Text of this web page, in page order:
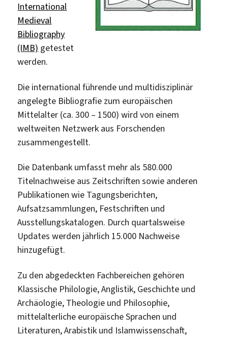
International
Medieval
Bibliography
(IMB) getestet
werden.
Die international führende und multidisziplinär
angelegte Bibliografie zum europäischen
Mittelalter (ca. 300 – 1500) wird von einem
weltweiten Netzwerk aus Forschenden
zusammengestellt.
Die Datenbank umfasst mehr als 580.000
Titelnachweise aus Zeitschriften sowie anderen
Publikationen wie Tagungsberichten,
Aufsatzsammlungen, Festschriften und
Ausstellungskatalogen. Durch quartalsweise
Updates werden jährlich 15.000 Nachweise
hinzugefügt.
Zu den abgedeckten Fachbereichen gehören
Klassische Philologie, Anglistik, Geschichte und
Archäologie, Theologie und Philosophie,
mittelalterliche europäische Sprachen und
Literaturen, Arabistik und Islamwissenschaft,